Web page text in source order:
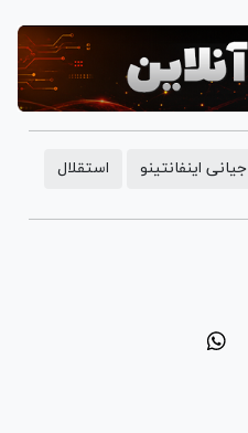
جیانی اینفانتینو استقلال